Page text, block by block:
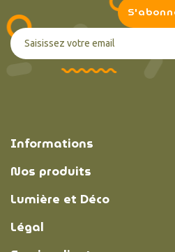
Informations
Nos produits
Lumière et Déco
Légal